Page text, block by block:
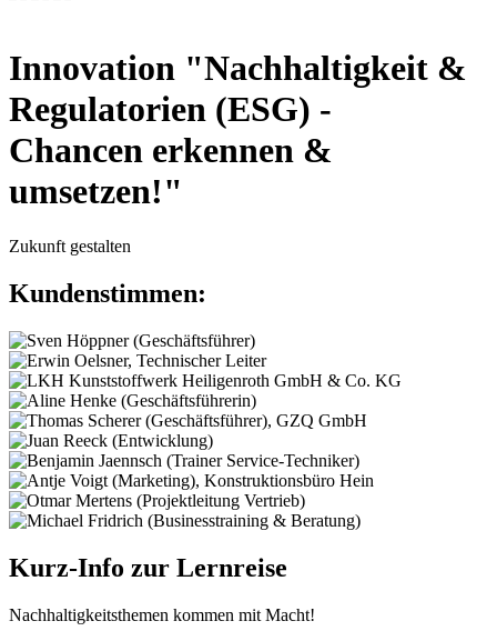
Innovation "Nachhaltigkeit &
Regulatorien (ESG) -
Chancen erkennen &
umsetzen!"
Zukunft gestalten
Kundenstimmen:
Kurz-Info zur Lernreise
Nachhaltigkeitsthemen kommen mit Macht!